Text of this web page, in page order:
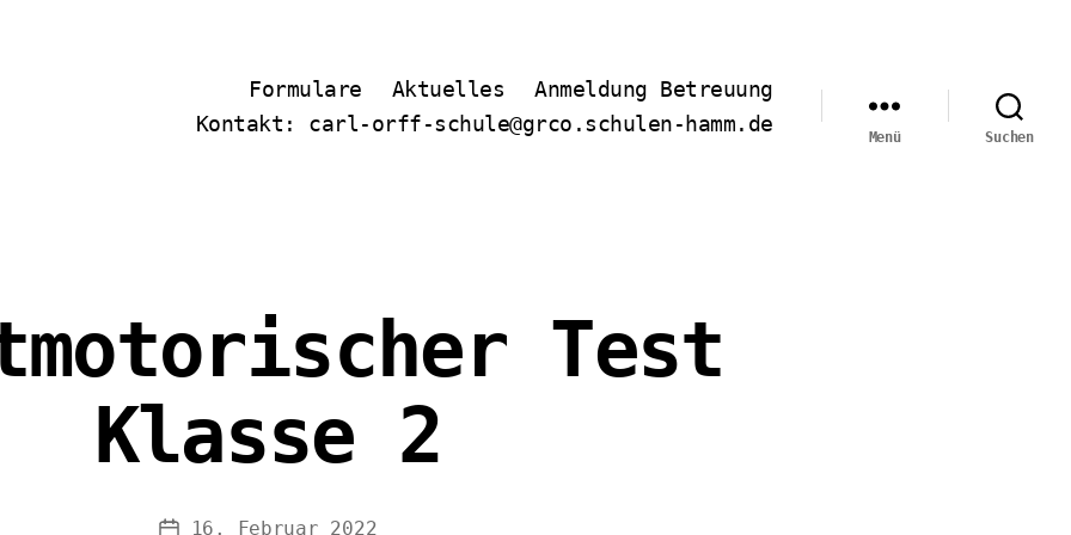
Formulare Aktuelles
Anmeldung Betreuung
Kontakt: carl-orff-schule@grco.schulen-hamm.de
Menü Suchen
Test
Klasse 2
16. Februar 2022